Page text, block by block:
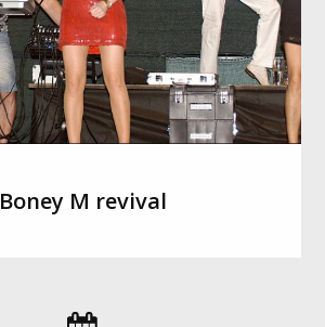
Boney M revival